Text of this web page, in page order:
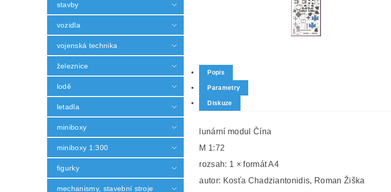
stavby
vozidla
vojenská technika
železnice
lodě
letadla
miniboxy
miniboxy 1:300
figurky
mechanismy, stavební stroje
Popis
Parametry
Diskuze
lunární modul Čína
M 1:72
rozsah: 1 × formát A4
autor: Kosťa Chadziantonidis, Roman Žiška